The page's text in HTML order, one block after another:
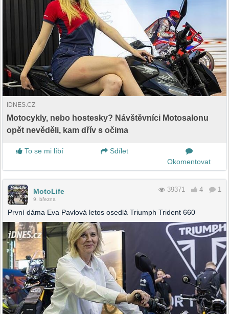
IDNES.CZ
Motocykly, nebo hostesky? Návštěvníci Motosalonu
opět nevěděli, kam dřív s očima
To se mi líbí
Sdílet
Okomentovat
MotoLife
9. března
39371 4 1
První dáma Eva Pavlová letos osedlá Triumph Trident 660